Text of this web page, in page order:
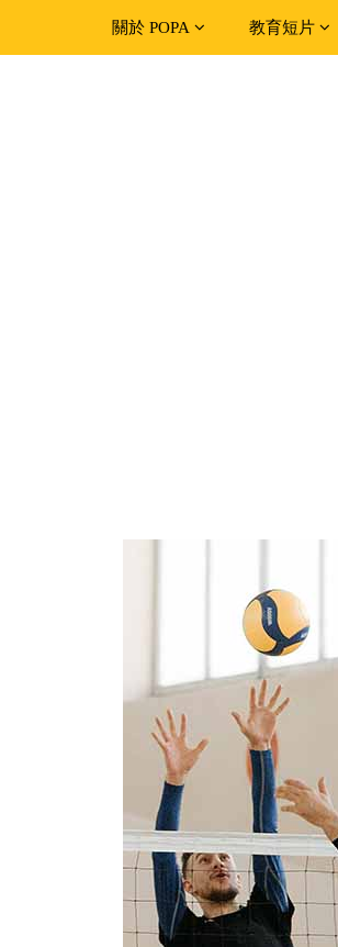
關於 POPA 教育短片